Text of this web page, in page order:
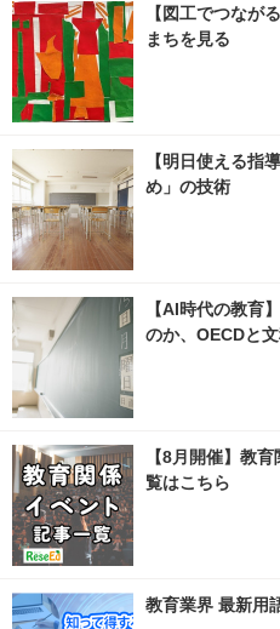
【図工でつなが
まちを見る
【明日使える指
め」の技術
【AI時代の教育
のか、OECDと
【8月開催】教
覧はこちら
教育業界 最新用